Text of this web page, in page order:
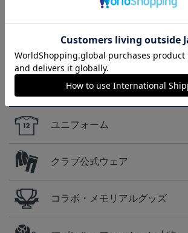
2026/27 1st レプリカユニ
フォーム 半袖
13,970円～20,020円
FC東京 ソウブレイズ
タオルマフラー
2,500円
カテゴリから探
ユニフォーム
クラブ公式ウェア
コラボ・メモリアルグッズ